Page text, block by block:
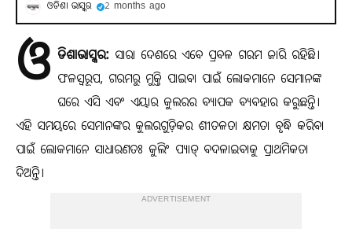
ଓଡିଶା ଭାସ୍କର 2 months ago
ଓ ଡିଶାଭାସ୍କର: ସାରା ଦେଶରେ ଏବେ ପ୍ରବଳ ଗରମ ଜାରି ରହିଛି।
ଫଳସ୍ୱରୂପ, ଗରମରୁ ମୁକ୍ତି ପାଇବା ପାଇଁ ଲୋକମାନେ ସେମାନଙ୍କ
ଘରେ ଏସି ଏବଂ ଏୟାର କୁଲରର ବ୍ୟାପକ ବ୍ୟବହାର କରୁଛନ୍ତି।
ଏହି ସମୟରେ ସେମାନଙ୍କର କୁଲରଗୁଡ଼ିକର ଶୀତଳତା କ୍ଷମତା ବୃଦ୍ଧି କରିବା
ପାଇଁ ଲୋକମାନେ ସାଧାରଣତଃ କୁଲିଂ ପ୍ୟାଡ୍ ବଦଳାଇବାକୁ ପ୍ରାଥମିକତା
ଦିଅନ୍ତି।
ADVERTISEMENT